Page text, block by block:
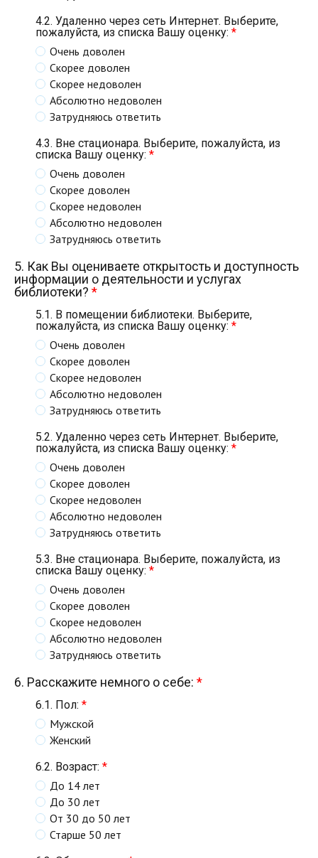
4.2. Удаленно через сеть Интернет. Выберите,
пожалуйста, из списка Вашу оценку: *
Очень доволен
Скорее доволен
Скорее недоволен
Абсолютно недоволен
Затрудняюсь ответить
4.3. Вне стационара. Выберите, пожалуйста, из
списка Вашу оценку: *
Очень доволен
Скорее доволен
Скорее недоволен
Абсолютно недоволен
Затрудняюсь ответить
5. Как Вы оцениваете открытость и доступность
информации о деятельности и услугах
библиотеки? *
5.1. В помещении библиотеки. Выберите,
пожалуйста, из списка Вашу оценку: *
Очень доволен
Скорее доволен
Скорее недоволен
Абсолютно недоволен
Затрудняюсь ответить
5.2. Удаленно через сеть Интернет. Выберите,
пожалуйста, из списка Вашу оценку: *
Очень доволен
Скорее доволен
Скорее недоволен
Абсолютно недоволен
Затрудняюсь ответить
5.3. Вне стационара. Выберите, пожалуйста, из
списка Вашу оценку: *
Очень доволен
Скорее доволен
Скорее недоволен
Абсолютно недоволен
Затрудняюсь ответить
6. Расскажите немного о себе: *
6.1. Пол: *
Мужской
Женский
6.2. Возраст: *
До 14 лет
До 30 лет
От 30 до 50 лет
Старше 50 лет